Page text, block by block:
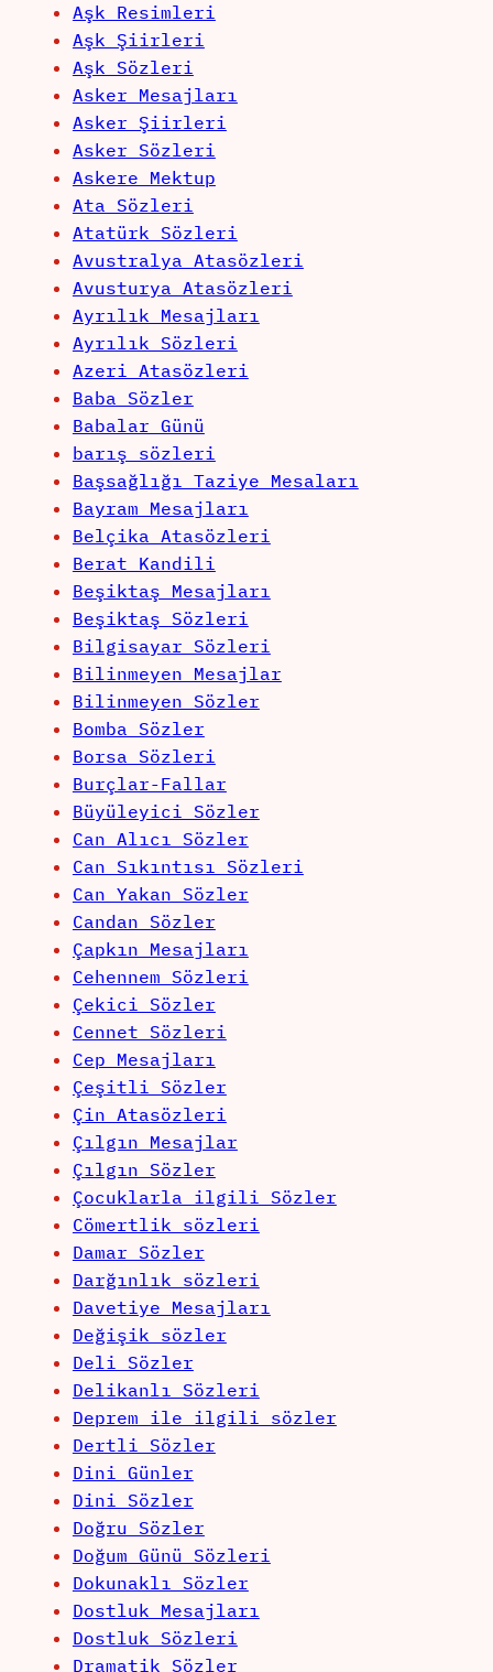
Aşk Resimleri
Aşk Şiirleri
Aşk Sözleri
Asker Mesajları
Asker Şiirleri
Asker Sözleri
Askere Mektup
Ata Sözleri
Atatürk Sözleri
Avustralya Atasözleri
Avusturya Atasözleri
Ayrılık Mesajları
Ayrılık Sözleri
Azeri Atasözleri
Baba Sözler
Babalar Günü
barış sözleri
Başsağlığı Taziye Mesaları
Bayram Mesajları
Belçika Atasözleri
Berat Kandili
Beşiktaş Mesajları
Beşiktaş Sözleri
Bilgisayar Sözleri
Bilinmeyen Mesajlar
Bilinmeyen Sözler
Bomba Sözler
Borsa Sözleri
Burçlar-Fallar
Büyüleyici Sözler
Can Alıcı Sözler
Can Sıkıntısı Sözleri
Can Yakan Sözler
Candan Sözler
Çapkın Mesajları
Cehennem Sözleri
Çekici Sözler
Cennet Sözleri
Cep Mesajları
Çeşitli Sözler
Çin Atasözleri
Çılgın Mesajlar
Çılgın Sözler
Çocuklarla ilgili Sözler
Cömertlik sözleri
Damar Sözler
Darğınlık sözleri
Davetiye Mesajları
Değişik sözler
Deli Sözler
Delikanlı Sözleri
Deprem ile ilgili sözler
Dertli Sözler
Dini Günler
Dini Sözler
Doğru Sözler
Doğum Günü Sözleri
Dokunaklı Sözler
Dostluk Mesajları
Dostluk Sözleri
Dramatik Sözler